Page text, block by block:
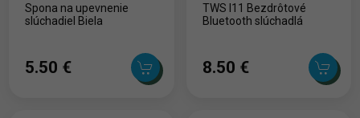
Spona na upevnenie
slúchadiel Biela
5.50 ‎€
TWS I11 Bezdrôtové
Bluetooth slúchadlá
8.50 ‎€